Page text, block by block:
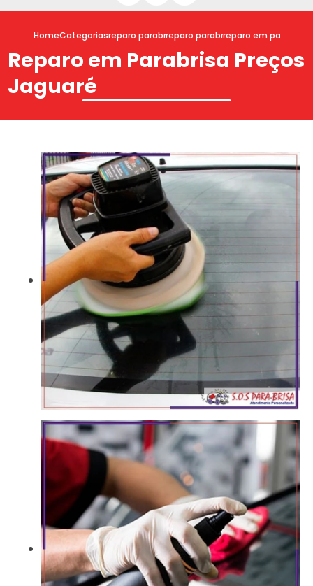
HomeCategoriasreparo parabrisasreparo parabrisareparo em parabrisa
Reparo em Parabrisa Preços
Jaguaré